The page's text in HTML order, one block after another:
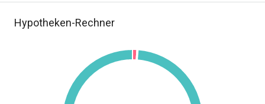
Hypotheken-Rechner